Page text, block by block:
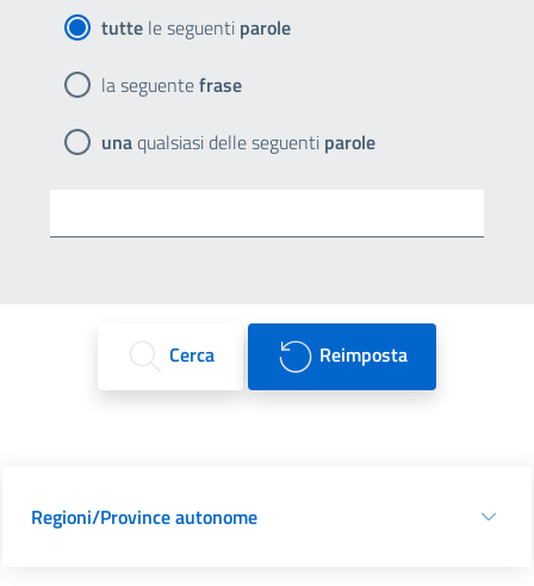
tutte le seguenti parole
la seguentefrase
unaqualsiasi delle seguenti parole
Cerca Reimposta
Regioni/Province autonome